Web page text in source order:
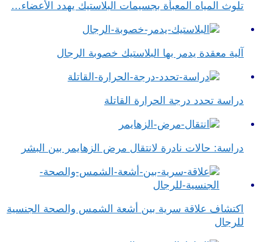
تلوث المياه المعبأة بجسيمات البلاستيك يهدد الأعضاء…
آلية معقدة يدمر بها البلاستيك خصوبة الرجال
دراسة تحدد درجة الحرارة القاتلة
دراسة: حالات نادرة لانتقال مرض الزهايمر بين البشر
اكتشاف علاقة سرية بين أشعة الشمس والصحة الجنسية
للرجال